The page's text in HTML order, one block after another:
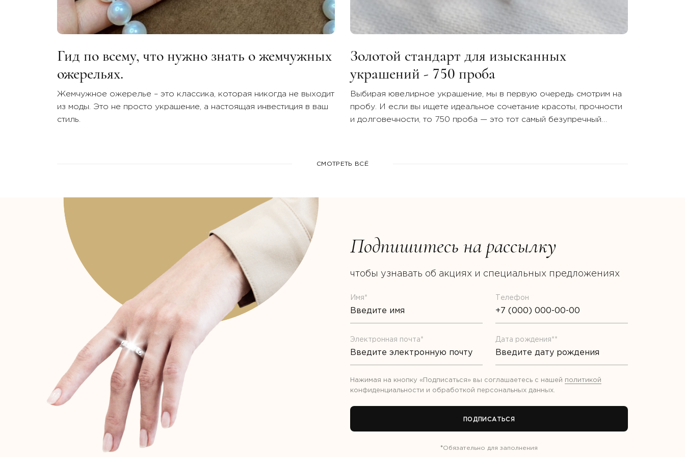
Гид по всему, что нужно знать о жемчужных
ожерельях.
Жемчужное ожерелье – это классика, которая никогда не выходит
из моды. Это не просто украшение, а настоящая инвестиция в ваш
стиль.
Золотой стандарт для изысканных
украшений - 750 проба
Выбирая ювелирное украшение, мы в первую очередь смотрим на
пробу. И если вы ищете идеальное сочетание красоты, прочности
и долговечности, то 750 проба — это тот самый безупречный
СМОТРЕТЬ ВСЁ
Подпишитесь на рассылку
чтобы узнавать об акциях и специальных предложениях
Имя* Телефон
Электронная почта* Дата рождения**
Нажимая на кнопку «Подписаться» вы соглашаетесь с нашей политикой
конфиденциальности и обработкой персональных данных
ПОДПИСАТЬСЯ
*Обязательно для заполнения